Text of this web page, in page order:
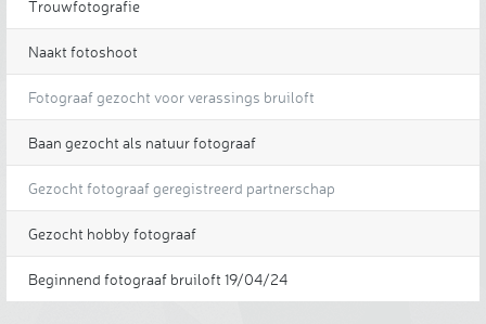
Trouwfotografie
Naakt fotoshoot
Fotograaf gezocht voor verassings bruiloft
Baan gezocht als natuur fotograaf
Gezocht fotograaf geregistreerd partnerschap
Gezocht hobby fotograaf
Beginnend fotograaf bruiloft 19/04/24